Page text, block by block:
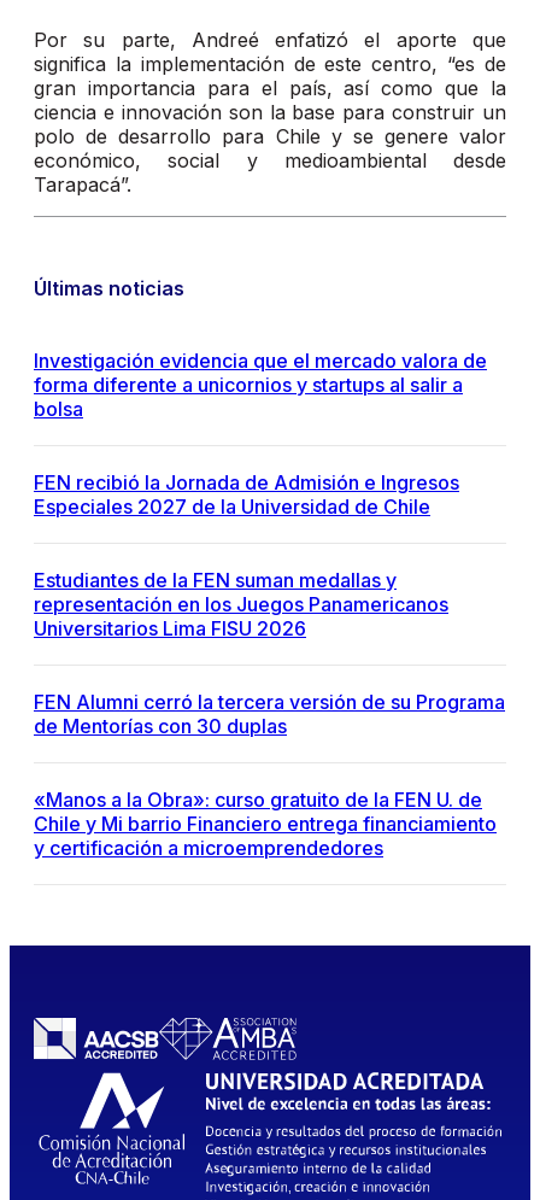
Por su parte, Andreé enfatizó el aporte que
significa la implementación de este centro, “es de
gran importancia para el país, así como que la
ciencia e innovación son la base para construir un
polo de desarrollo para Chile y se genere valor
económico, social y medioambiental desde
Tarapacá”.
Últimas noticias
Investigación evidencia que el mercado valora de
forma diferente a unicornios y startups al salir a
bolsa
FEN recibió la Jornada de Admisión e Ingresos
Especiales 2027 de la Universidad de Chile
Estudiantes de la FEN suman medallas y
representación en los Juegos Panamericanos
Universitarios Lima FISU 2026
FEN Alumni cerró la tercera versión de su Programa
de Mentorías con 30 duplas
«Manos a la Obra»: curso gratuito de la FEN U. de
Chile y Mi barrio Financiero entrega financiamiento
y certificación a microemprendedores